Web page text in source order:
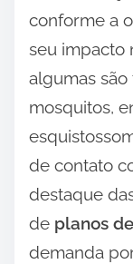
conforme a
seu impacto
algumas
mosquitos,
de contato
destaque
de planos
demanda